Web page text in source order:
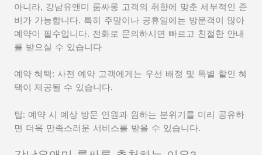
아니라, 강남유앤미 룸싸롱 고객의 취향에 맞춘 세부적인 준
비가 가능합니다. 특히 주말이나 공휴일에는 방문객이 많아
예약이 필수입니다. 전화로 문의하시면 빠르고 친절한 안내
를 받으실 수 있습니다
예약 혜택: 사전 예약 고객에게는 우선 배정 및 특별 할인 혜
택이 제공될 수 있습니다.
팁: 예약 시 예상 방문 인원과 원하는 분위기를 미리 공유하
면 더욱 만족스러운 서비스를 받을 수 있습니다.